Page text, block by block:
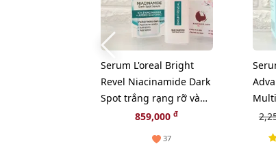
Serum L'oreal Bright
Revel Niacinamide Dark
Spot trắng rạng rỡ và
giảm sạm nám, 30ml
859,000đ
37
lão
50ml